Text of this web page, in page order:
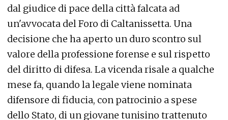
dal giudice di pace della città falcata ad
un'avvocata del Foro di Caltanissetta. Una
decisione che ha aperto un duro scontro sul
valore della professione forense e sul rispetto
del diritto di difesa. La vicenda risale a qualche
mese fa, quando la legale viene nominata
difensore di fiducia, con patrocinio a spese
dello Stato, di un giovane tunisino trattenuto